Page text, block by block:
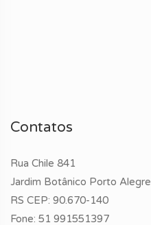
Contatos
Rua Chile 841
Jardim Botânico Porto Alegre
RS CEP: 90.670-140
Fone: 51 991551397